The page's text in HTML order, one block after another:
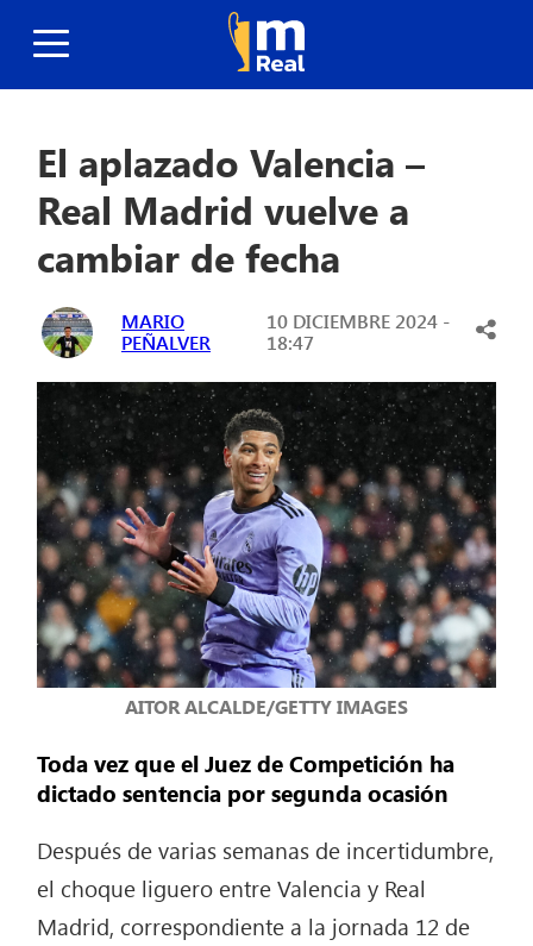
El aplazado Valencia –
Real Madrid vuelve a
cambiar de fecha
MARIO
PEÑALVER
10 DICIEMBRE 2024 -
18:47
AITOR ALCALDE/GETTY IMAGES
Toda vez que el Juez de Competición ha
dictado sentencia por segunda ocasión
Después de varias semanas de incertidumbre,
el choque liguero entre Valencia y Real
Madrid, correspondiente a la jornada 12 de